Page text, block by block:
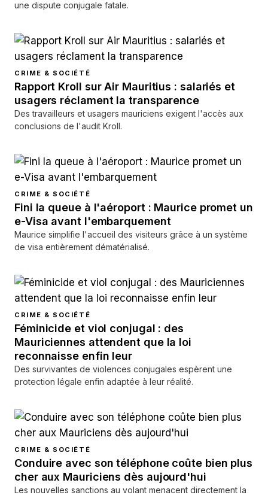
une dispute conjugale fatale.
CRIME & SOCIÉTÉ
Rapport Kroll sur Air Mauritius : salariés et
usagers réclament la transparence
Des travailleurs et usagers mauriciens exigent l'accès aux
conclusions de l'audit Kroll.
CRIME & SOCIÉTÉ
Fini la queue à l'aéroport : Maurice promet un
e-Visa avant l'embarquement
Maurice simplifie l'accueil des visiteurs grâce à un système
de visa entièrement dématérialisé.
CRIME & SOCIÉTÉ
Féminicide et viol conjugal : des
Mauriciennes attendent que la loi
reconnaisse enfin leur
Des survivantes de violences conjugales espèrent une
protection légale enfin adaptée à leur réalité.
CRIME & SOCIÉTÉ
Conduire avec son téléphone coûte bien plus
cher aux Mauriciens dès aujourd'hui
Les nouvelles sanctions au volant menacent directement la